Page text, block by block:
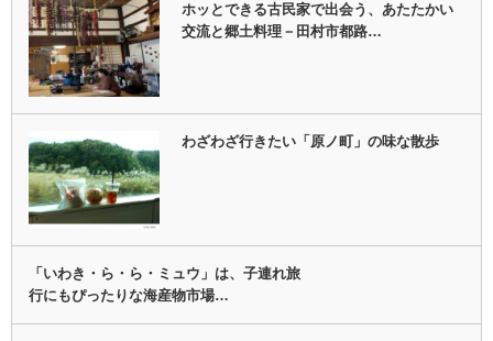
ホッとできる古民家で出会う、あたたかい
交流と郷土料理－田村市都路…
わざわざ行きたい「原ノ町」の味な散歩
「いわき・ら・ら・ミュウ」は、子連れ旅
行にもぴったりな海産物市場…